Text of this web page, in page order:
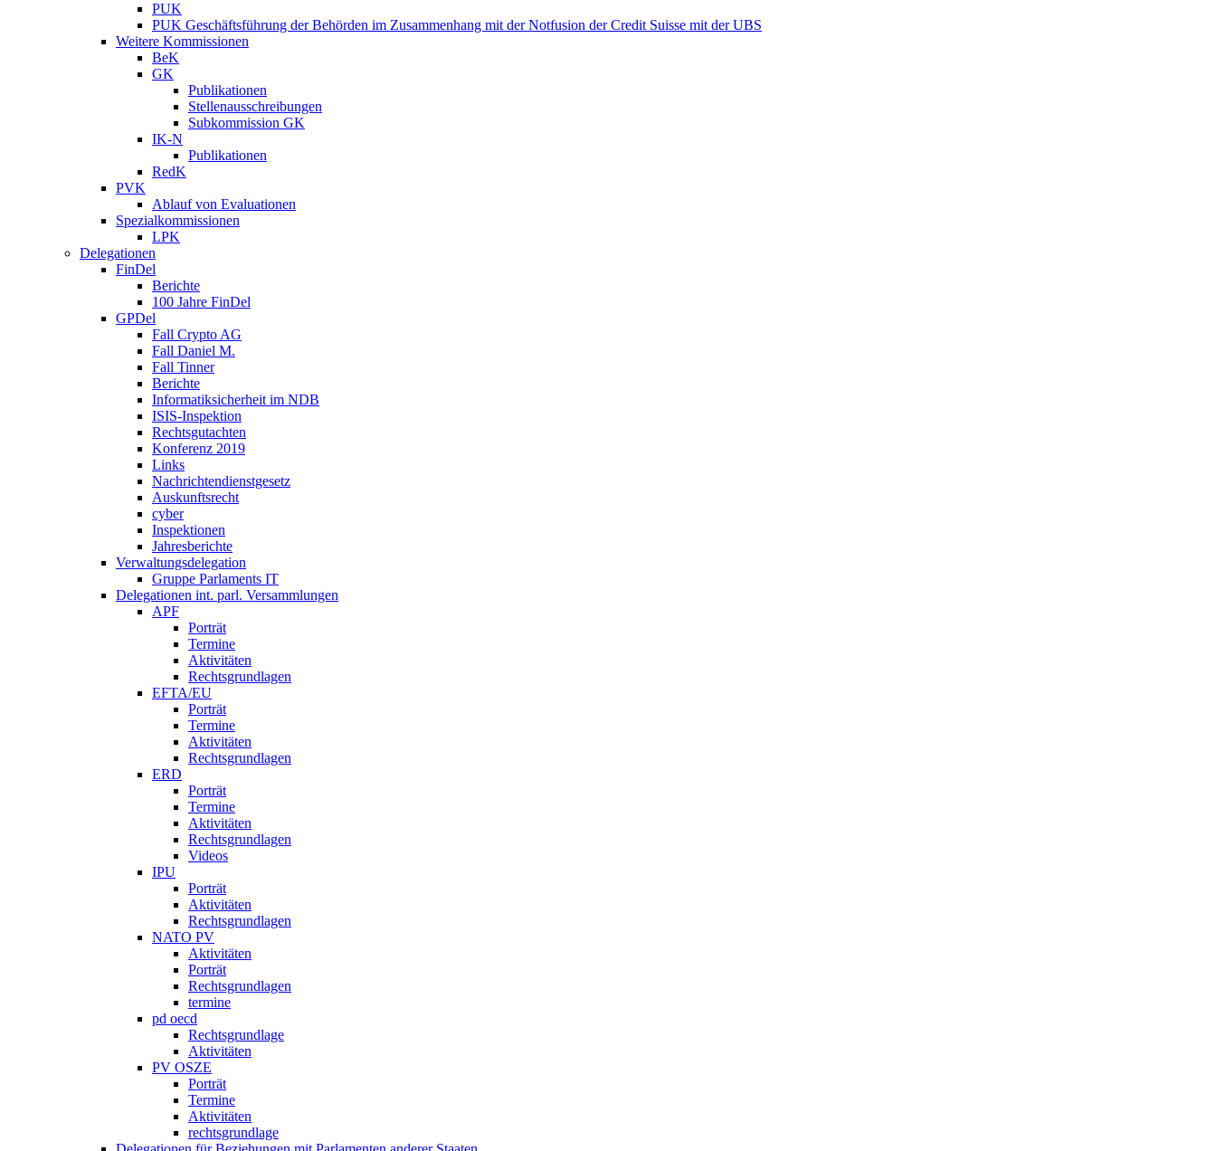
PUK
PUK Geschäftsführung der Behörden im Zusammenhang mit der Notfusion der Credit Suisse mit der UBS
Weitere Kommissionen
BeK
GK
Publikationen
Stellenausschreibungen
Subkommission GK
IK-N
Publikationen
RedK
PVK
Ablauf von Evaluationen
Spezialkommissionen
LPK
Delegationen
FinDel
Berichte
100 Jahre FinDel
GPDel
Fall Crypto AG
Fall Daniel M.
Fall Tinner
Berichte
Informatiksicherheit ­im NDB
ISIS-Inspektion
Rechtsgutachten
Konferenz 2019
Links
Nachrichtendienstgesetz
Auskunftsrecht
cyber
Inspektionen
Jahresberichte
Verwaltungsdelegation
Gruppe Parlaments IT
Delegationen int. parl. Versammlungen
APF
Porträt
Termine
Aktivitäten
Rechtsgrundlagen
EFTA/EU
Porträt
Termine
Aktivitäten
Rechtsgrundlagen
ERD
Porträt
Termine
Aktivitäten
Rechtsgrundlagen
Videos
IPU
Porträt
Aktivitäten
Rechtsgrundlagen
NATO PV
Aktivitäten
Porträt
Rechtsgrundlagen
termine
pd oecd
Rechtsgrundlage
Aktivitäten
PV OSZE
Porträt
Termine
Aktivitäten
rechtsgrundlage